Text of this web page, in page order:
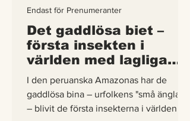
Det gaddlösa biet –
första insekten i
världen med lagliga
rättigheter
I den peruanska Amazonas har de
gaddlösa bina – urfolkens "små änglar"
– blivit de första insekterna i världen att
Endast för Prenumeranter